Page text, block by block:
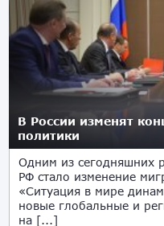
В России изменят
политики
Одним из сегодняшних
РФ стало изменение
«Ситуация в мире
новые глобальные и
на [...]